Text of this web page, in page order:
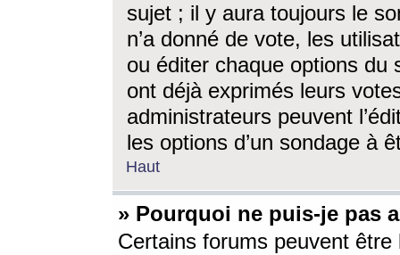
sujet ; il y aura toujours le
n’a donné de vote, les
ou éditer chaque options du
ont déjà exprimés leurs
administrateurs peuvent
les options d’un sondage à
Haut
» Pourquoi ne puis-je pas
Certains forums peuvent être